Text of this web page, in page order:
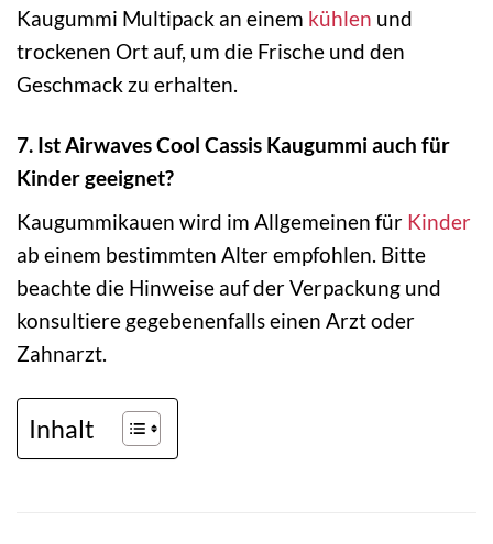
Kaugummi Multipack an einem kühlen und
trockenen Ort auf, um die Frische und den
Geschmack zu erhalten.
7. Ist Airwaves Cool Cassis Kaugummi auch für
Kinder geeignet?
Kaugummikauen wird im Allgemeinen für Kinder
ab einem bestimmten Alter empfohlen. Bitte
beachte die Hinweise auf der Verpackung und
konsultiere gegebenenfalls einen Arzt oder
Zahnarzt.
Inhalt